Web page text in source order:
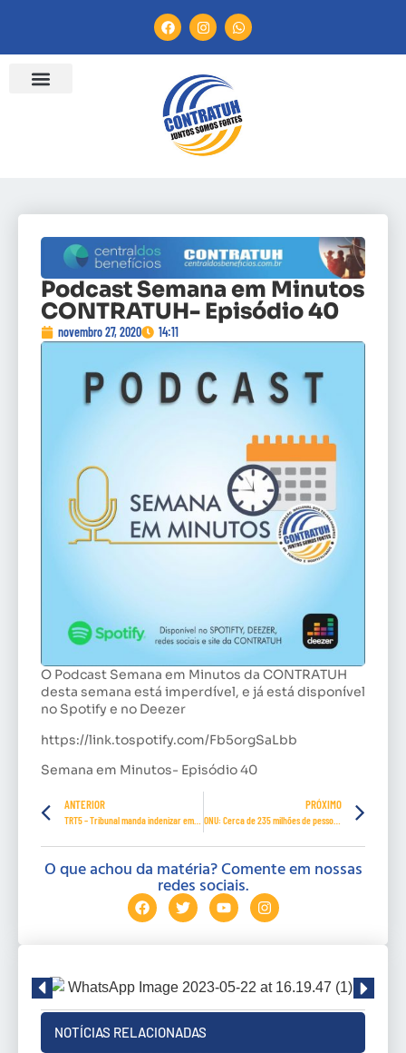
Podcast Semana em Minutos
CONTRATUH- Episódio 40
novembro 27, 2020 14:11
O Podcast Semana em Minutos da CONTRATUH
desta semana está imperdível, e já está disponível
no Spotify e no Deezer
https://link.tospotify.com/Fb5orgSaLbb
Semana em Minutos- Episódio 40
ANTERIOR PRÓXIMO
ONU: Cerca de 235 milhões de pessoas precisarão de ajuda no próximo ano
O que achou da matéria? Comente em nossas
redes sociais.
NOTÍCIAS RELACIONADAS